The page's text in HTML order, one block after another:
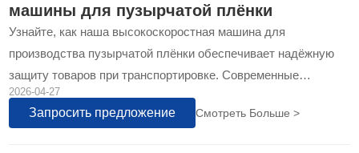
машины для пузырчатой плёнки
Узнайте, как наша высокоскоростная машина для
производства пузырчатой плёнки обеспечивает надёжную
защиту товаров при транспортировке. Современные
технологии позволяют производить плёнку с равномерными
пузырьками воздуха, что гарантирует устойчивость к ударам
2026-04-27
Запросить предложение Смотреть Больше >